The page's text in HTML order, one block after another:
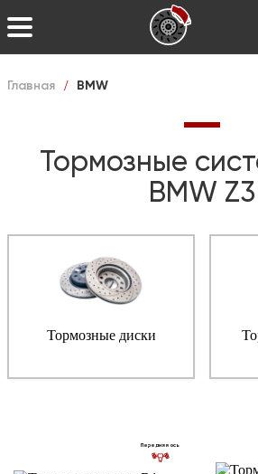
Главная / BMW
Тормозные
BMW Z3
Тормозные диски
Передняя ось